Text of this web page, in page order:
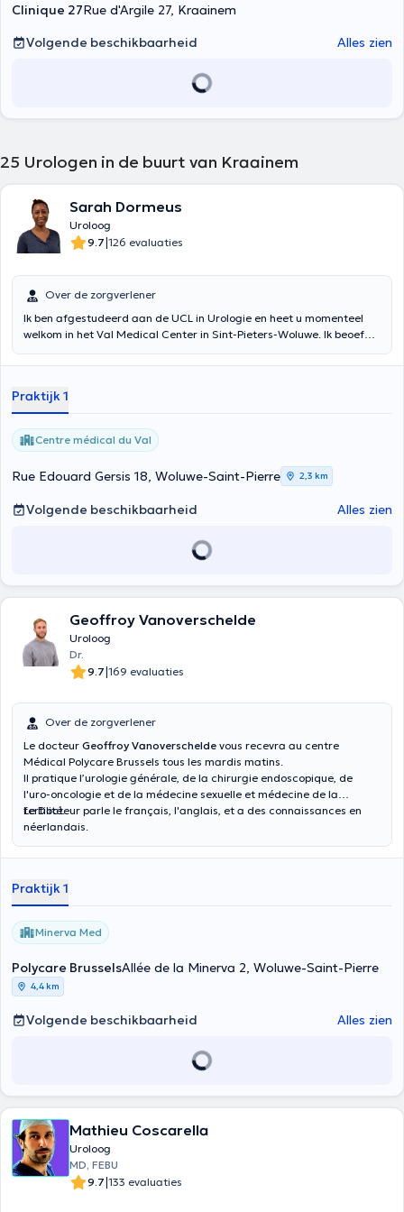
Clinique 27Rue d'Argile 27, Kraainem
Volgende beschikbaarheid
Alles zien
25 Urologen in de buurt van Kraainem
Sarah Dormeus
Uroloog
9.7|126 evaluaties
Over de zorgverlener
Ik ben afgestudeerd aan de UCL in Urologie en heet u momenteel
welkom in het Val Medical Center in Sint-Pieters-Woluwe. Ik beoefen
Urologie heb ik in dit kader verschillende opleidingen gevolgd in
Praktijk 1
Centre médical du Val
Rue Edouard Gersis 18, Woluwe-Saint-Pierre 2,3 km
Volgende beschikbaarheid Alles zien
Geoffroy Vanoverschelde
Uroloog
Dr.
9.7|169 evaluaties
Over de zorgverlener
Le docteur Geoffroy Vanoverschelde vous recevra au centre
Médical Polycare Brussels tous les mardis matins.
Il pratique l’urologie générale, de la chirurgie endoscopique, de
l'uro-oncologie et de la médecine sexuelle et médecine de la
fertilité.
Le Docteur parle le français, l'anglais, et a des connaissances en
néerlandais.
Praktijk 1
Minerva Med
Polycare BrusselsAllée de la Minerva 2, Woluwe-Saint-Pierre
4,4 km
Volgende beschikbaarheid Alles zien
Mathieu Coscarella
Uroloog
MD, FEBU
9.7|133 evaluaties